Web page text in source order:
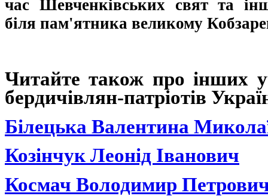
час Шевченківських свят та
біля пам'ятника великому
Читайте також про інших
бердичівлян-патріотів
Білецька Валентина
Козінчук Леонід Іванович
Космач Володимир